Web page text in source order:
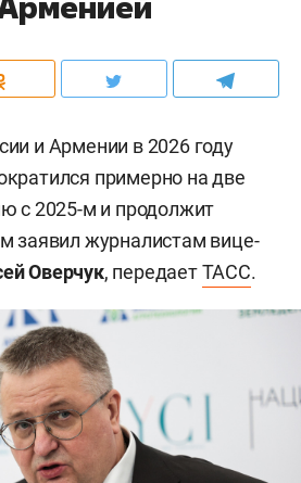
и Армении в 2026 году
примерно на две
с 2025-м и продолжит
заявил журналистам вице-
Оверчук, передаетТАСС.